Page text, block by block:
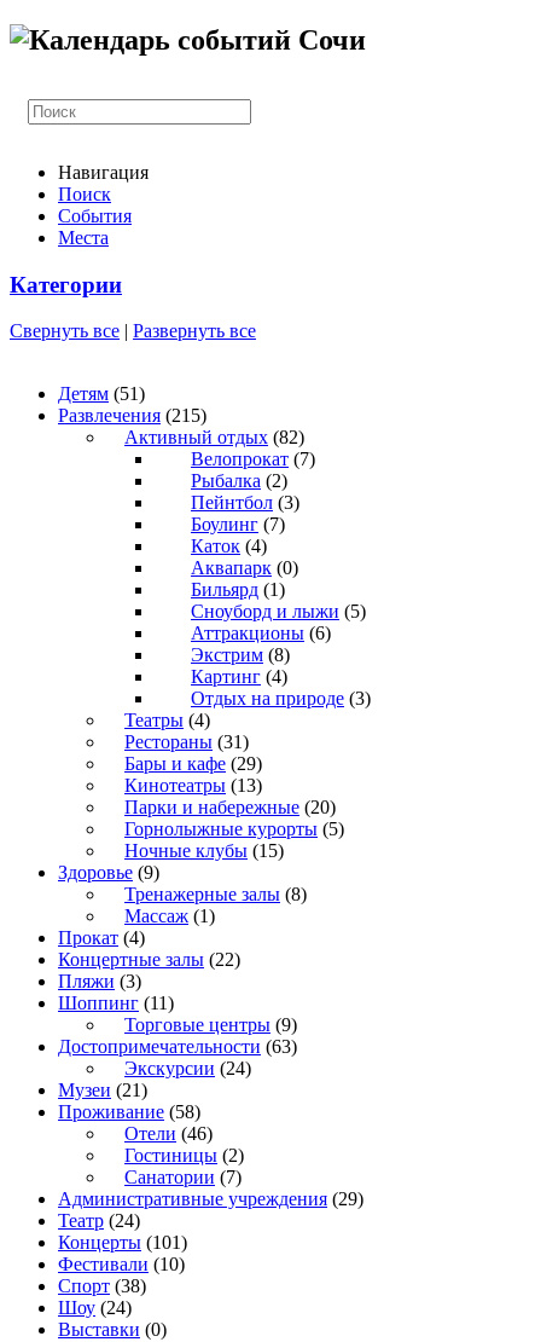
Навигация
Поиск
События
Места
Категории
Свернуть все | Развернуть все
Детям (51)
Развлечения (215)
Активный отдых (82)
Велопрокат (7)
Рыбалка (2)
Пейнтбол (3)
Боулинг (7)
Каток (4)
Аквапарк (0)
Бильярд (1)
Сноуборд и лыжи (5)
Аттракционы (6)
Экстрим (8)
Картинг (4)
Отдых на природе (3)
Театры (4)
Рестораны (31)
Бары и кафе (29)
Кинотеатры (13)
Парки и набережные (20)
Горнолыжные курорты (5)
Ночные клубы (15)
Здоровье (9)
Тренажерные залы (8)
Массаж (1)
Прокат (4)
Концертные залы (22)
Пляжи (3)
Шоппинг (11)
Торговые центры (9)
Достопримечательности (63)
Экскурсии (24)
Музеи (21)
Проживание (58)
Отели (46)
Гостиницы (2)
Санатории (7)
Административные учреждения (29)
Театр (24)
Концерты (101)
Фестивали (10)
Спорт (38)
Шоу (24)
Выставки (0)